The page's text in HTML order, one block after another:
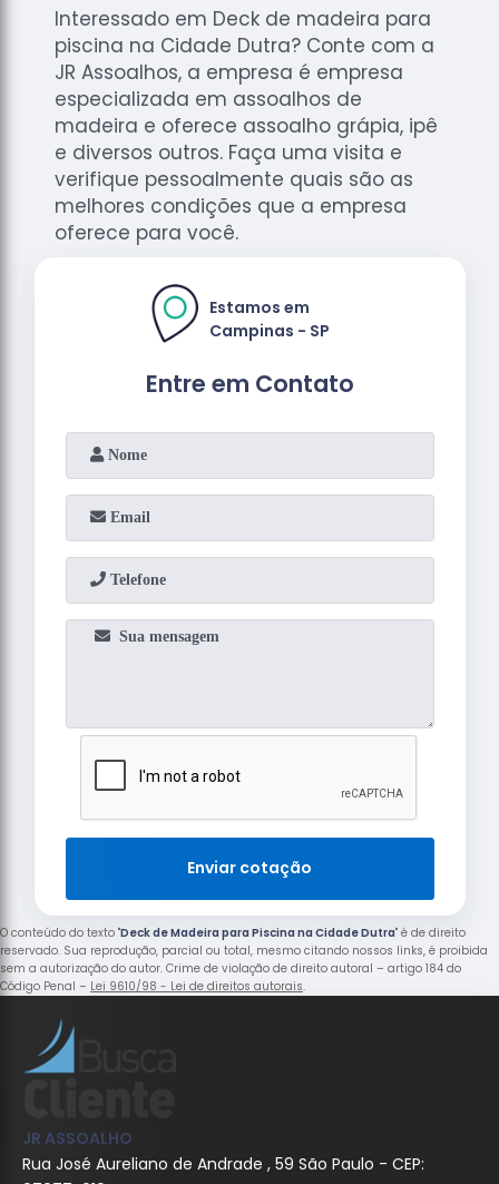
Madeiras
Interessado em Deck de madeira para
piscina na Cidade Dutra? Conte com a
JR Assoalhos, a empresa é empresa
especializada em assoalhos de
madeira e oferece assoalho grápia, ipê
e diversos outros. Faça uma visita e
verifique pessoalmente quais são as
melhores condições que a empresa
oferece para você.
Entre em Contato
Estamos em
Campinas - SP
Enviar cotação
O conteúdo do texto "Deck de Madeira para Piscina na Cidade Dutra" é de direito
reservado. Sua reprodução, parcial ou total, mesmo citando nossos links, é proibida
sem a autorização do autor. Crime de violação de direito autoral – artigo 184 do
Código Penal – Lei 9610/98 - Lei de direitos autorais.
JR ASSOALHO
Rua José Aureliano de Andrade , 59 São Paulo - CEP: